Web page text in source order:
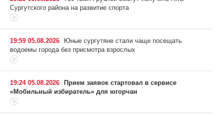
Сургутского района на развитие спорта
19:59 05.08.2026
Юные сургутяне стали чаще посещать
водоемы города без присмотра взрослых
19:24 05.08.2026
Прием заявок стартовал в сервисе
«Мобильный избиратель» для югорчан